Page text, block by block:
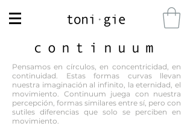
continuum
Pensamos en círculos, en concentricidad, en
continuidad. Estas formas curvas llevan
nuestra imaginación al infinito, la eternidad, el
movimiento. Continuum juega con nuestra
percepción, formas similares entre sí, pero con
sutiles diferencias que solo se perciben en
movimiento.